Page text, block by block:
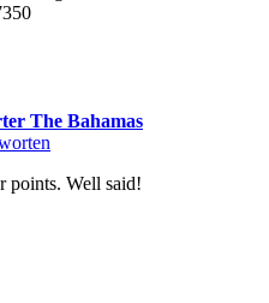
The Bahamas
points. Well said!